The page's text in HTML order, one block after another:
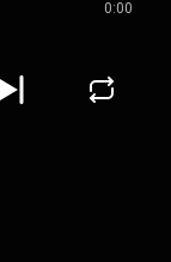
0:00